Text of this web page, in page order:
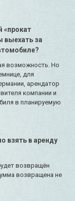
«прокат
выехать за
возможность. Но
для
арендатор
компании и
в планируемую
взять в аренду
возвращён
возвращена не